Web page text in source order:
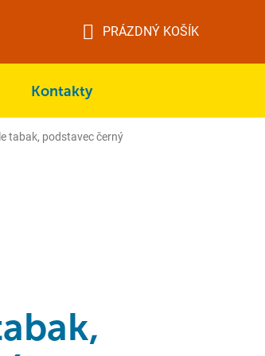
KOŠÍK
PRÁZDNÝ KOŠÍK
Kontakty
tabak, podstavec černý